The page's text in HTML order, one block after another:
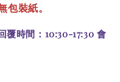
包裝紙。
時間：10:30-17:30 會